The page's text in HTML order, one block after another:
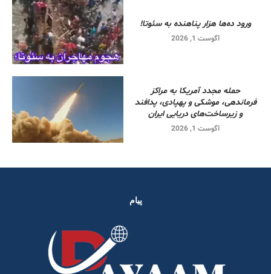
ورود ده‌ها هزار پناهنده به سئوتا!
آگوست 1, 2026
حمله مجدد آمریکا به مراکز
فرماندهی، موشکی و پهپادی، پدافند
و زیرساخت‌های دریایی ایران
آگوست 1, 2026
پیام